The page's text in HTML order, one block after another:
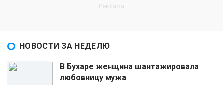
НОВОСТИ ЗА НЕДЕЛЮ
В Бухаре женщина шантажировала
любовницу мужа